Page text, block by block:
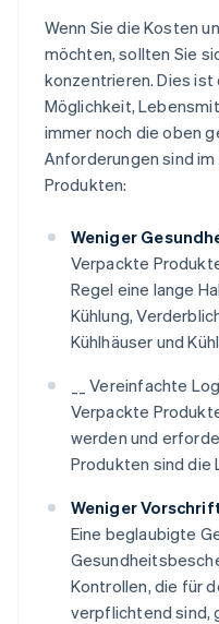
Wenn Sie die Kosten
möchten, sollten Sie
konzentrieren. Dies
Möglichkeit,
immer noch die oben
Anforderungen sind
Produkten:
Weniger
Verpackte
Regel eine lange
Kühlung,
Kühlhäuser und
__ Vereinfachte
Verpackte
werden und
Produkten sind
Weniger
Eine beglaubigte
Kontrollen, die für
verpflichtend sind,